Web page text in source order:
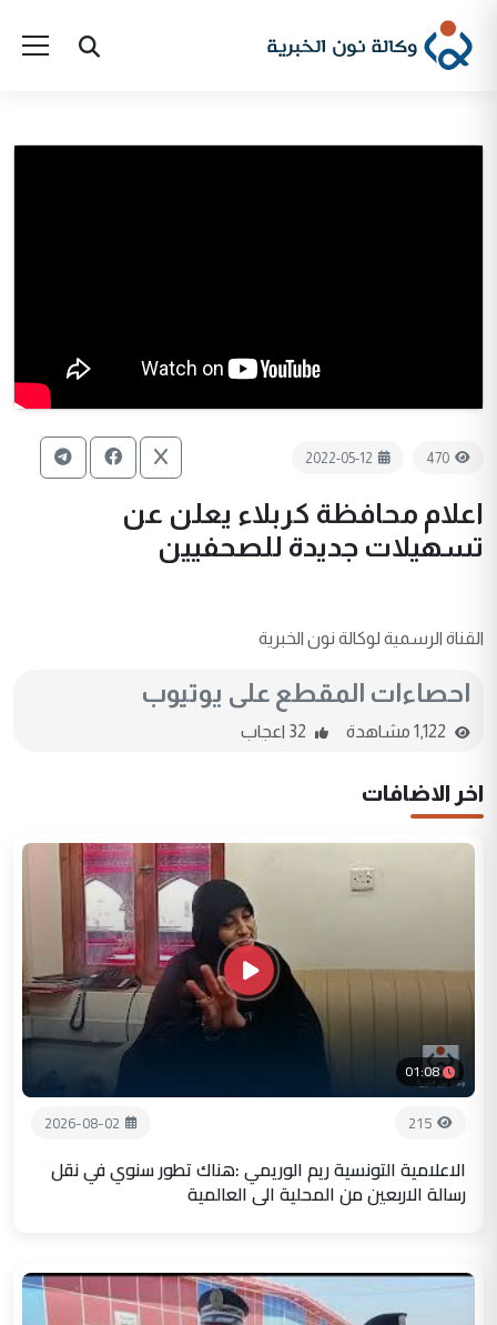
470
2022-05-12
اعلام محافظة كربلاء يعلن عن
تسهيلات جديدة للصحفيين
القناة الرسمية لوكالة نون الخبرية
احصاءات المقطع على يوتيوب
اخر الاضافات
01:08
215
2026-08-02
الاعلامية التونسية ريم الوريمي :هناك تطور سنوي في نقل
رسالة الاربعين من المحلية الى العالمية